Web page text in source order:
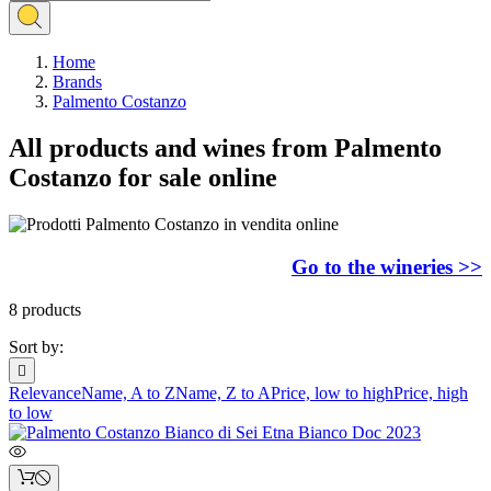
Home
Brands
Palmento Costanzo
All products and wines from Palmento
Costanzo for sale online
Go to the wineries >>
8 products
Sort by:

RelevanceName, A to ZName, Z to APrice, low to highPrice, high
to low